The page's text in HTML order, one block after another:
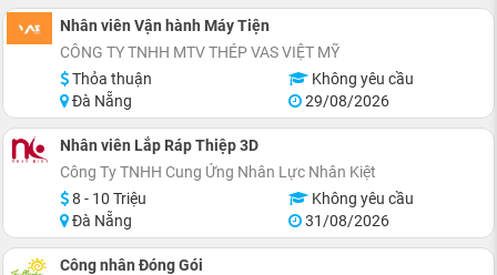
Nhân viên Vận hành Máy Tiện
CÔNG TY TNHH MTV THÉP VAS VIỆT MỸ
Thỏa thuận
Không yêu cầu
Đà Nẵng
29/08/2026
Nhân viên Lắp Ráp Thiệp 3D
Công Ty TNHH Cung Ứng Nhân Lực Nhân Kiệt
8 - 10 Triệu
Không yêu cầu
Đà Nẵng
31/08/2026
Công nhân Đóng Gói